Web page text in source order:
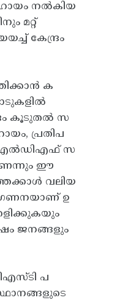
നൽകിയ
മറ്റ്‌
കേന്ദ്രം
ക
കൂടുതൽ സ
പ്രതിപ
എൽഡിഎഫ് സ
ഈ
വലിയ
ഉ
ജനങ്ങളും
പ